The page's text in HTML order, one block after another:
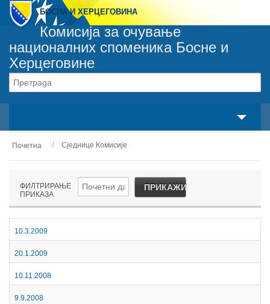
БОСНА И ХЕРЦЕГОВИНА
Комисија за очување
националних споменика Босне и
Херцеговине
О нама
Национални споменици
Сервиси
Почетна Сједнице Комисије
ФИЛТРИРАЊЕ
ПРИКАЗА
ПРИКАЖИ
10.3.2009
20.1.2009
10.11.2008
9.9.2008